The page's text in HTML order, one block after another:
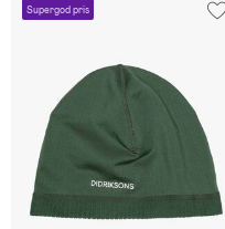
Supergod pris